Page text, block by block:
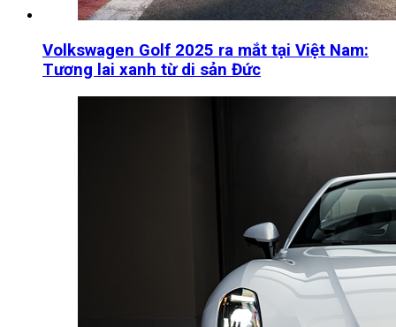
Volkswagen Golf 2025 ra mắt tại Việt Nam:
Tương lai xanh từ di sản Đức